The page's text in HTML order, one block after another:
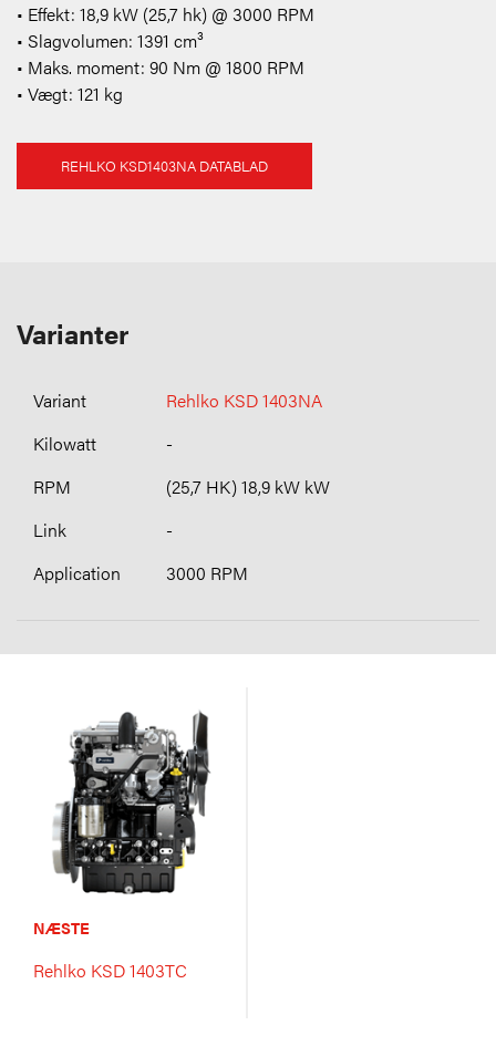
• Effekt: 18,9 kW (25,7 hk) @ 3000 RPM
• Slagvolumen: 1391 cm³
• Maks. moment: 90 Nm @ 1800 RPM
• Vægt: 121 kg
REHLKO KSD1403NA DATABLAD
Varianter
Rehlko KSD 1403NA
-
(25,7 HK) 18,9 kW kW
-
3000 RPM
NÆSTE
Rehlko KSD 1403TC